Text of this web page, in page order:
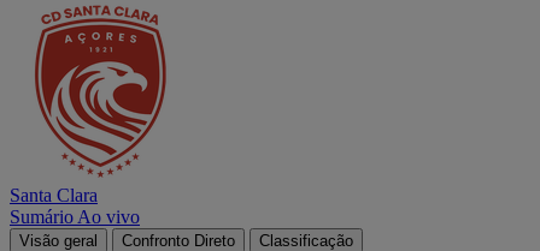
Santa Clara
Sumário Ao vivo
Visão geral Confronto Direto Classificação